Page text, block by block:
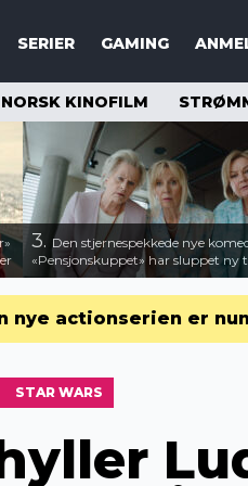
SERIER GAMING
NORSK KINOFILM
3. Den stjernespekkede nye
«Pensjonskuppet» har sluppet ny
nye actionserien er
STAR WARS